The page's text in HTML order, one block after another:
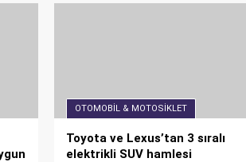
dört firma tarafından verildi ve
OTOMOBIL & MOTOSIKLET
Toyota ve Lexus’tan 3 sıralı
elektrikli SUV hamlesi